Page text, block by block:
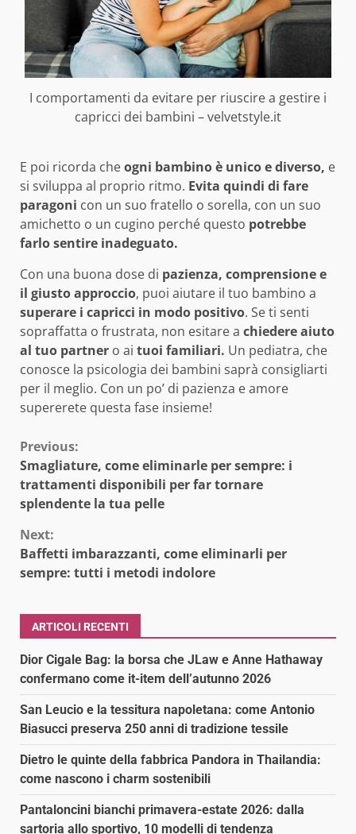
I comportamenti da evitare per riuscire a gestire i
capricci dei bambini – velvetstyle.it
E poi ricorda cheogni bambino è unico e diverso, e
si sviluppa al proprio ritmo. Evita quindi di fare
paragoni con un suo fratello o sorella, con un suo
amichetto o un cugino perché questo potrebbe
farlo sentire inadeguato.
Con una buona dose di pazienza, comprensione e
il giusto approccio, puoi aiutare il tuo bambino a
superare i capricci in modo positivo. Se ti senti
sopraffatta o frustrata, non esitare a chiedere aiuto
al tuo partner o ai tuoi familiari. Un pediatra, che
conosce la psicologia dei bambini saprà consigliarti
per il meglio. Con un po’ di pazienza e amore
supererete questa fase insieme!
Continue
Reading
Previous:
Smagliature, come eliminarle per sempre: i
trattamenti disponibili per far tornare
splendente la tua pelle
Next:
Baffetti imbarazzanti, come eliminarli per
sempre: tutti i metodi indolore
ARTICOLI RECENTI
Dior Cigale Bag: la borsa che JLaw e Anne Hathaway
confermano come it-item dell’autunno 2026
San Leucio e la tessitura napoletana: come Antonio
Biasucci preserva 250 anni di tradizione tessile
Dietro le quinte della fabbrica Pandora in Thailandia:
come nascono i charm sostenibili
Pantaloncini bianchi primavera-estate 2026: dalla
sartoria allo sportivo, 10 modelli di tendenza